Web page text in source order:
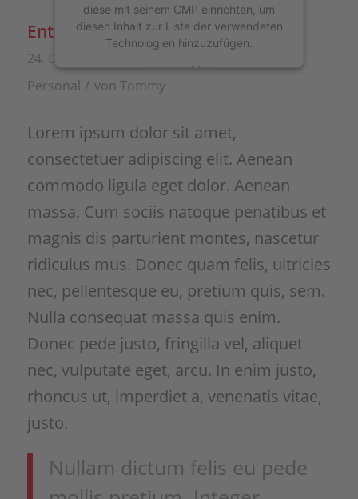
diese mit seinem CMP einrichten, um
diesen Inhalt zur Liste der verwendeten
Technologien hinzuzufügen.
powered by
Usercentrics Consent Management
eRecht24
Entry with Post Format „Video“
24. Dezember 2013
Personal / von Tommy
Lorem ipsum dolor sit amet,
consectetuer adipiscing elit. Aenean
commodo ligula eget dolor. Aenean
massa. Cum sociis natoque penatibus et
magnis dis parturient montes, nascetur
ridiculus mus. Donec quam felis, ultricies
nec, pellentesque eu, pretium quis, sem.
Nulla consequat massa quis enim.
Donec pede justo, fringilla vel, aliquet
nec, vulputate eget, arcu. In enim justo,
rhoncus ut, imperdiet a, venenatis vitae,
justo.
Nullam dictum felis eu pede